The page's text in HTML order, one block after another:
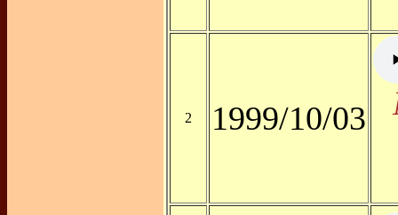
2 1999/10/03